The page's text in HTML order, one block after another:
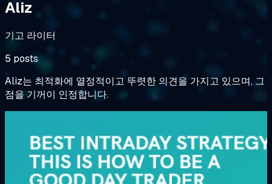
Aliz
기고 라이터
5 posts
Aliz는 최적화에 열정적이고 뚜렷한 의견을 가지고 있으며, 그
점을 기꺼이 인정합니다.